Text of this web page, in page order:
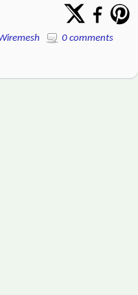
0 comments